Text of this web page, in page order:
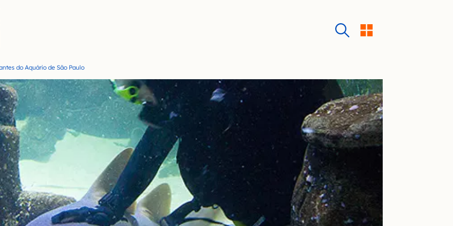
do Aquário de São Paulo